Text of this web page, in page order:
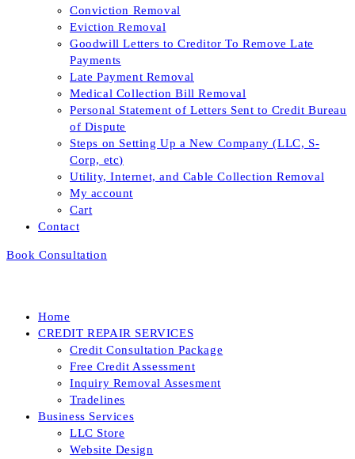
Conviction Removal
Eviction Removal
Goodwill Letters to Creditor To Remove Late
Payments
Late Payment Removal
Medical Collection Bill Removal
Personal Statement of Letters Sent to Credit Bureau
of Dispute
Steps on Setting Up a New Company (LLC, S-
Corp, etc)
Utility, Internet, and Cable Collection Removal
My account
Cart
Contact
Book Consultation
Home
CREDIT REPAIR SERVICES
Credit Consultation Package
Free Credit Assessment
Inquiry Removal Assesment
Tradelines
Business Services
LLC Store
Website Design